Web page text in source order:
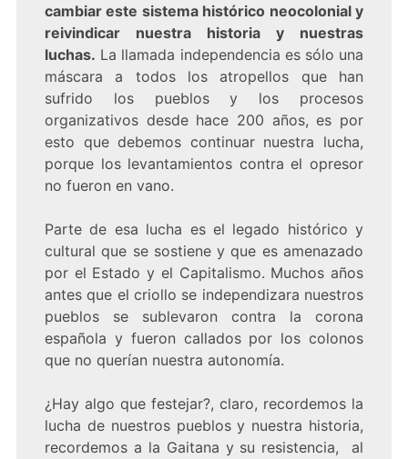
cambiar este sistema histórico neocolonial y
reivindicar nuestra historia y nuestras
luchas. La llamada independencia es sólo una
máscara a todos los atropellos que han
sufrido los pueblos y los procesos
organizativos desde hace 200 años, es por
esto que debemos continuar nuestra lucha,
porque los levantamientos contra el opresor
no fueron en vano.
Parte de esa lucha es el legado histórico y
cultural que se sostiene y que es amenazado
por el Estado y el Capitalismo. Muchos años
antes que el criollo se independizara nuestros
pueblos se sublevaron contra la corona
española y fueron callados por los colonos
que no querían nuestra autonomía.
¿Hay algo que festejar?, claro, recordemos la
lucha de nuestros pueblos y nuestra historia,
recordemos a la Gaitana y su resistencia, al